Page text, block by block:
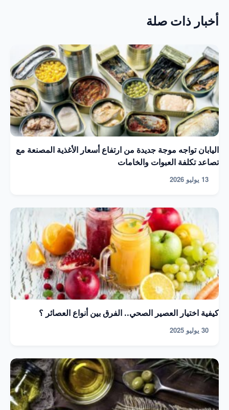
أخبار ذات صلة
اليابان تواجه موجة جديدة من ارتفاع أسعار الأغذية المصنعة مع
تصاعد تكلفة العبوات والخامات
13 يوليو 2026
كيفية اختيار العصير الصحي.. الفرق بين أنواع العصائر ؟
30 يوليو 2025